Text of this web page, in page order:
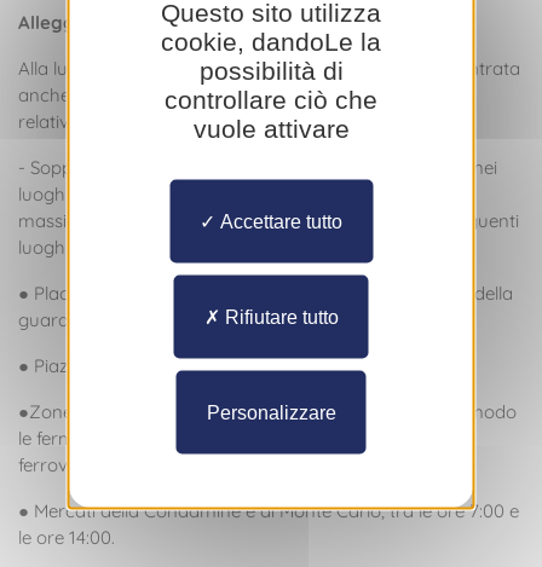
Alleggerimento dell’obbligo di uso della mascherina
Alla luce della situazione sanitaria più favorevole, riscontrata
anche nelle zone limitrofe, dal 12 ottobre, le disposizioni
relative all’uso della mascherina si fanno più elastiche.
- Soppressione dell’obbligo di indossare la mascherina nei
luoghi pubblici all’aperto, salvo in caso di situazioni con
massiccia presenza di persone. Sono quindi inclusi i seguenti
luoghi:
● Place du Palais tra le ore 11:00 e le ore 12:30 (cambio della
guardia);
● Piazzale del centro commerciale di Fontvieille;
●Zone di accesso ai trasporti in comune, in particolar modo
le fermate degli autobus e le banchine della stazione
ferroviaria;
● Mercati della Condamine e di Monte Carlo, tra le ore 7:00 e
le ore 14:00.
Questo sito utilizza
cookie, dandoLe la
possibilità di
controllare ciò che
vuole attivare
Accettare tutto
Rifiutare tutto
Personalizzare